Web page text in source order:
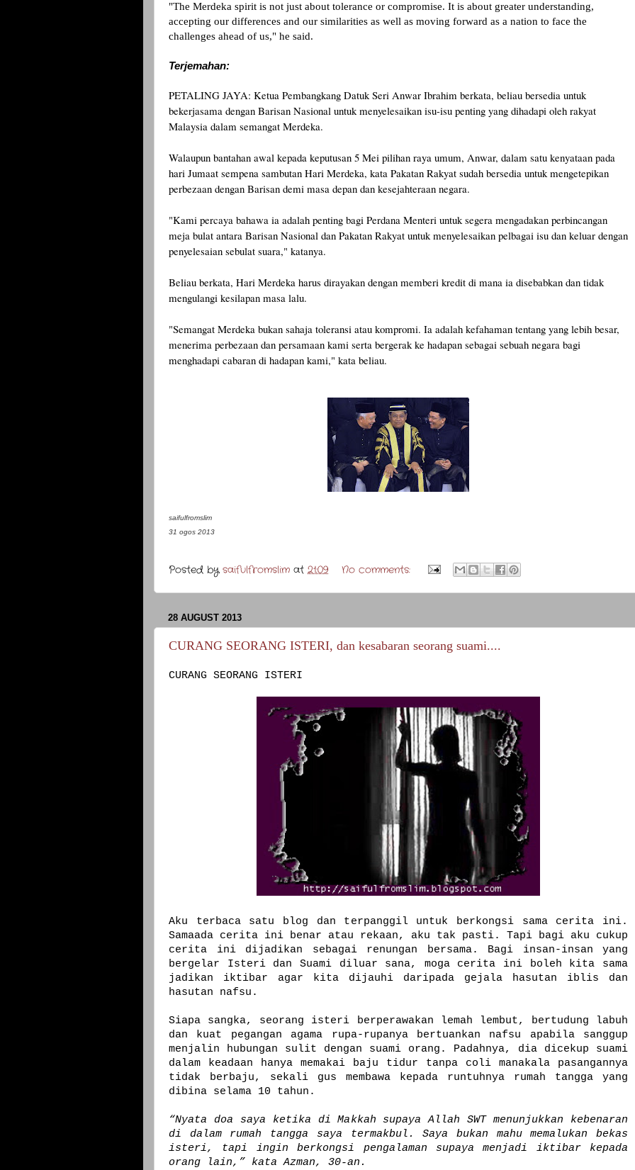
"The Merdeka spirit is not just about tolerance or compromise. It is about greater understanding,
accepting our differences and our similarities as well as moving forward as a nation to face the
challenges ahead of us," he said.
Terjemahan:
PETALING JAYA: Ketua Pembangkang Datuk Seri Anwar Ibrahim berkata, beliau bersedia untuk
bekerjasama dengan Barisan Nasional untuk menyelesaikan isu-isu penting yang dihadapi oleh rakyat
Malaysia dalam semangat Merdeka.
Walaupun bantahan awal kepada keputusan 5 Mei pilihan raya umum, Anwar, dalam satu kenyataan pada
hari Jumaat sempena sambutan Hari Merdeka, kata Pakatan Rakyat sudah bersedia untuk mengetepikan
perbezaan dengan Barisan demi masa depan dan kesejahteraan negara.
"Kami percaya bahawa ia adalah penting bagi Perdana Menteri untuk segera mengadakan perbincangan
meja bulat antara Barisan Nasional dan Pakatan Rakyat untuk menyelesaikan pelbagai isu dan keluar dengan
penyelesaian sebulat suara," katanya.
Beliau berkata, Hari Merdeka harus dirayakan dengan memberi kredit di mana ia disebabkan dan tidak
mengulangi kesilapan masa lalu.
"Semangat Merdeka bukan sahaja toleransi atau kompromi. Ia adalah kefahaman tentang yang lebih besar,
menerima perbezaan dan persamaan kami serta bergerak ke hadapan sebagai sebuah negara bagi
menghadapi cabaran di hadapan kami," kata beliau.
saifulfromslim
31 ogos 2013
Posted by saifulfromslim at 21:09 No comments:
28 AUGUST 2013
CURANG SEORANG ISTERI, dan kesabaran seorang suami....
CURANG SEORANG ISTERI
Aku terbaca satu blog dan terpanggil untuk berkongsi sama cerita ini.
Samaada cerita ini benar atau rekaan, aku tak pasti. Tapi bagi aku cukup
cerita ini dijadikan sebagai renungan bersama. Bagi insan-insan yang
bergelar Isteri dan Suami diluar sana, moga cerita ini boleh kita sama
jadikan iktibar agar kita dijauhi daripada gejala hasutan iblis dan
hasutan nafsu.
Siapa sangka, seorang isteri berperawakan lemah lembut, bertudung labuh
dan kuat pegangan agama rupa-rupanya bertuankan nafsu apabila sanggup
menjalin
hubungan sulit dengan suami orang . Padahnya, dia dicekup suami
dalam keadaan hanya memakai baju tidur tanpa coli manakala pasangannya
tidak berbaju, sekali gus membawa kepada runtuhnya rumah tangga yang
dibina selama 10 tahun.
“Nyata doa saya ketika di Makkah supaya Allah SWT menunjukkan kebenaran
di dalam rumah tangga saya termakbul. Saya bukan mahu memalukan bekas
isteri, tapi ingin berkongsi pengalaman supaya menjadi iktibar kepada
orang lain,” kata Azman, 30-an.